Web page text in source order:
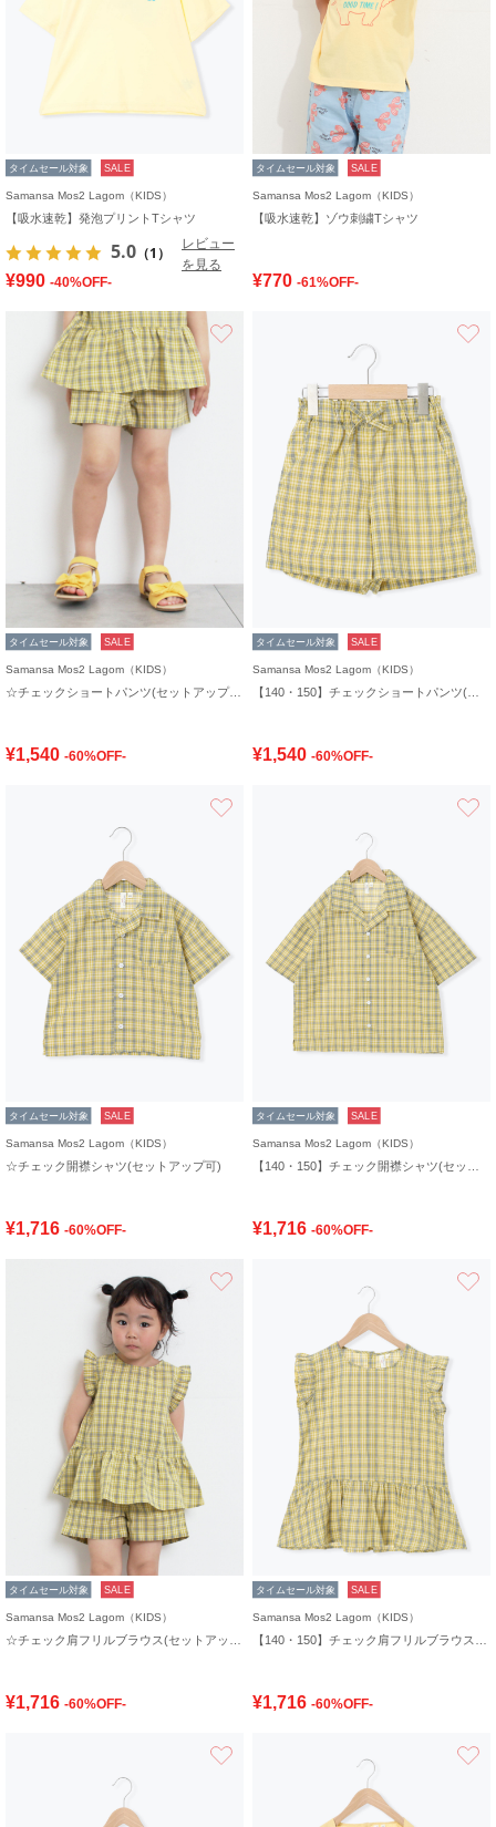
タイムセール対象 SALE
Samansa Mos2 Lagom（KIDS）
【吸水速乾】発泡プリントTシャツ
5.0 （1）
レビュー
を見る
¥990 -40%OFF-
タイムセール対象 SALE
Samansa Mos2 Lagom（KIDS）
【吸水速乾】ゾウ刺繍Tシャツ
¥770 -61%OFF-
タイムセール対象 SALE
Samansa Mos2 Lagom（KIDS）
☆チェックショートパンツ(セットアップ可)
¥1,540 -60%OFF-
タイムセール対象 SALE
Samansa Mos2 Lagom（KIDS）
¥1,540 -60%OFF-
タイムセール対象 SALE
Samansa Mos2 Lagom（KIDS）
☆チェック開襟シャツ(セットアップ可)
¥1,716 -60%OFF-
タイムセール対象 SALE
Samansa Mos2 Lagom（KIDS）
¥1,716 -60%OFF-
タイムセール対象 SALE
Samansa Mos2 Lagom（KIDS）
¥1,716 -60%OFF-
タイムセール対象 SALE
Samansa Mos2 Lagom（KIDS）
¥1,716 -60%OFF-